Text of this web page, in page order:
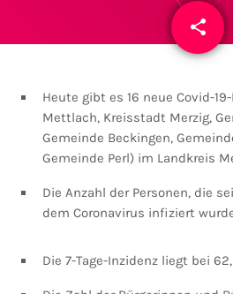
share
email
Heute gibt es 16 neue Covid-
Mettlach, Kreisstadt Merzig,
Gemeinde Beckingen,
Gemeinde Perl) im Landkreis
Die Anzahl der Personen, die
dem Coronavirus infiziert
Die 7-Tage-Inzidenz liegt bei